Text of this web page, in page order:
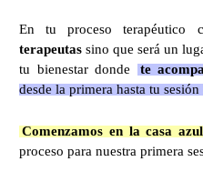
En tu proceso terapéutico
terapeutas sino que será un
tu bienestar donde
te
desde la primera hasta tu sesión
Comenzamos en la casa azul
proceso para nuestra primera